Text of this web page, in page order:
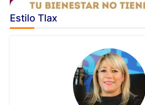
Estilo Tlax